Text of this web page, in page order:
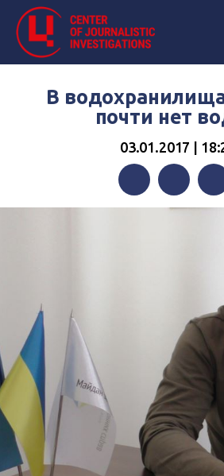
В
почти нет
03.01.2017 |
FacebookTwitter